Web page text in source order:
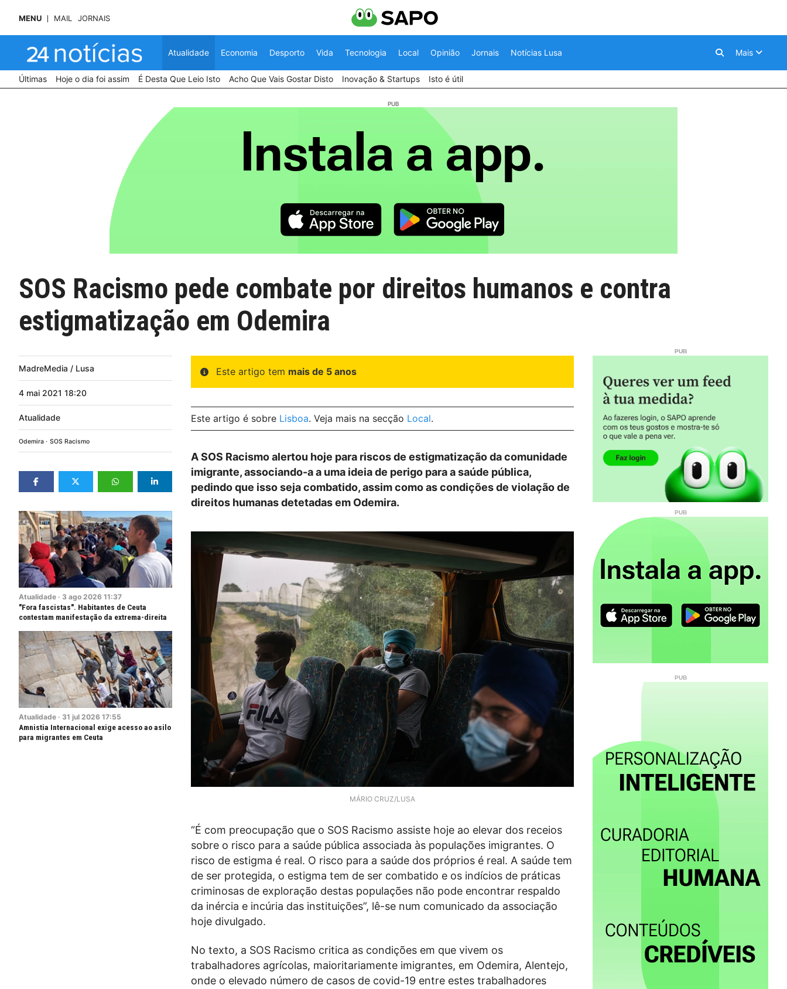
MENU MAIL JORNAIS
Atualidade Economia Desporto Vida Tecnologia Local Opinião Jornais Notícias Lusa Mais
Últimas Hoje o dia foi assim É Desta Que Leio Isto Acho Que Vais Gostar Disto Inovação & Startups Isto é útil
SOS Racismo pede combate por direitos humanos e contra
estigmatização em Odemira
MadreMedia / Lusa
4 mai 2021 18:20
Atualidade
Odemira SOS Racismo
Atualidade · 3 ago 2026 11:37
"Fora fascistas". Habitantes de Ceuta
contestam manifestação da extrema-direita
Atualidade · 31 jul 2026 17:55
Amnistia Internacional exige acesso ao asilo
para migrantes em Ceuta
Este artigo tem mais de 5 anos
Este artigo é sobre Lisboa. Veja mais na secção Local.
A SOS Racismo alertou hoje para riscos de estigmatização da comunidade
imigrante, associando-a a uma ideia de perigo para a saúde pública,
pedindo que isso seja combatido, assim como as condições de violação de
direitos humanas detetadas em Odemira.
MÁRIO CRUZ/LUSA
“É com preocupação que o SOS Racismo assiste hoje ao elevar dos receios
sobre o risco para a saúde pública associada às populações imigrantes. O
risco de estigma é real. O risco para a saúde dos próprios é real. A saúde tem
de ser protegida, o estigma tem de ser combatido e os indícios de práticas
criminosas de exploração destas populações não pode encontrar respaldo
da inércia e incúria das instituições”, lê-se num comunicado da associação
hoje divulgado.
No texto, a SOS Racismo critica as condições em que vivem os
trabalhadores agrícolas, maioritariamente imigrantes, em Odemira, Alentejo,
onde o elevado número de casos de covid-19 entre estes trabalhadores